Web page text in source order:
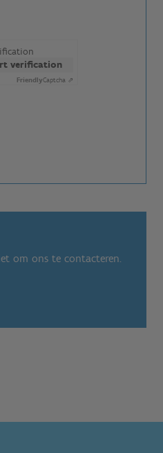
verification
FriendlyCaptcha ⇗
om ons te contacteren.